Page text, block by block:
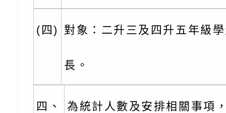
知能研習」
學辦理「音樂班第
樂會-憶起玩樂」
檢送桃園市政府家庭
「小桃家5月課程資
檢送「小桃家幸福+
(四) 對象：二升三及四升五年級
長。
四、 為統計人數及安排相關事項